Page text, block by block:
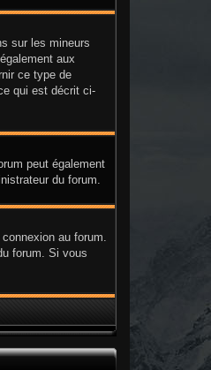
sur les mineurs
aux
ce type de
qui est décrit ci-
peut également
du forum.
au forum.
forum. Si vous